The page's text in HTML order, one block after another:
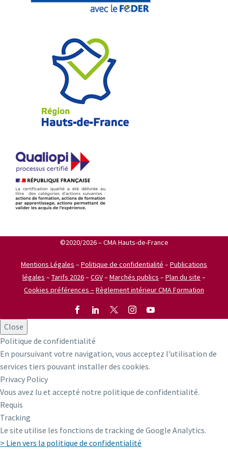
©2020/2026 – CMA Hauts-de-France
Mentions Légales –Politique de confidentialité –Publications
légales –Tarifs 2026–CGV–Marchés publics –Plan du site –
Cookies préférences –Règlement intérieur CMA Formation
Close
Politique de confidentialité
En poursuivant votre navigation, vous acceptez l'utilisation de
services tiers pouvant installer des cookies.
Privacy Policy
Vous avez lu et accepté notre politique de confidentialité.
Requis
Tracking
Le site utilise les fonctions de tracking de Google Analytics.
> Lien vers la politique de confidentialité